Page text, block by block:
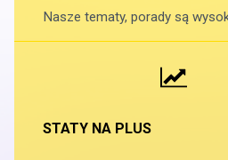
Nasze tematy, porady są
STATY NA PLUS